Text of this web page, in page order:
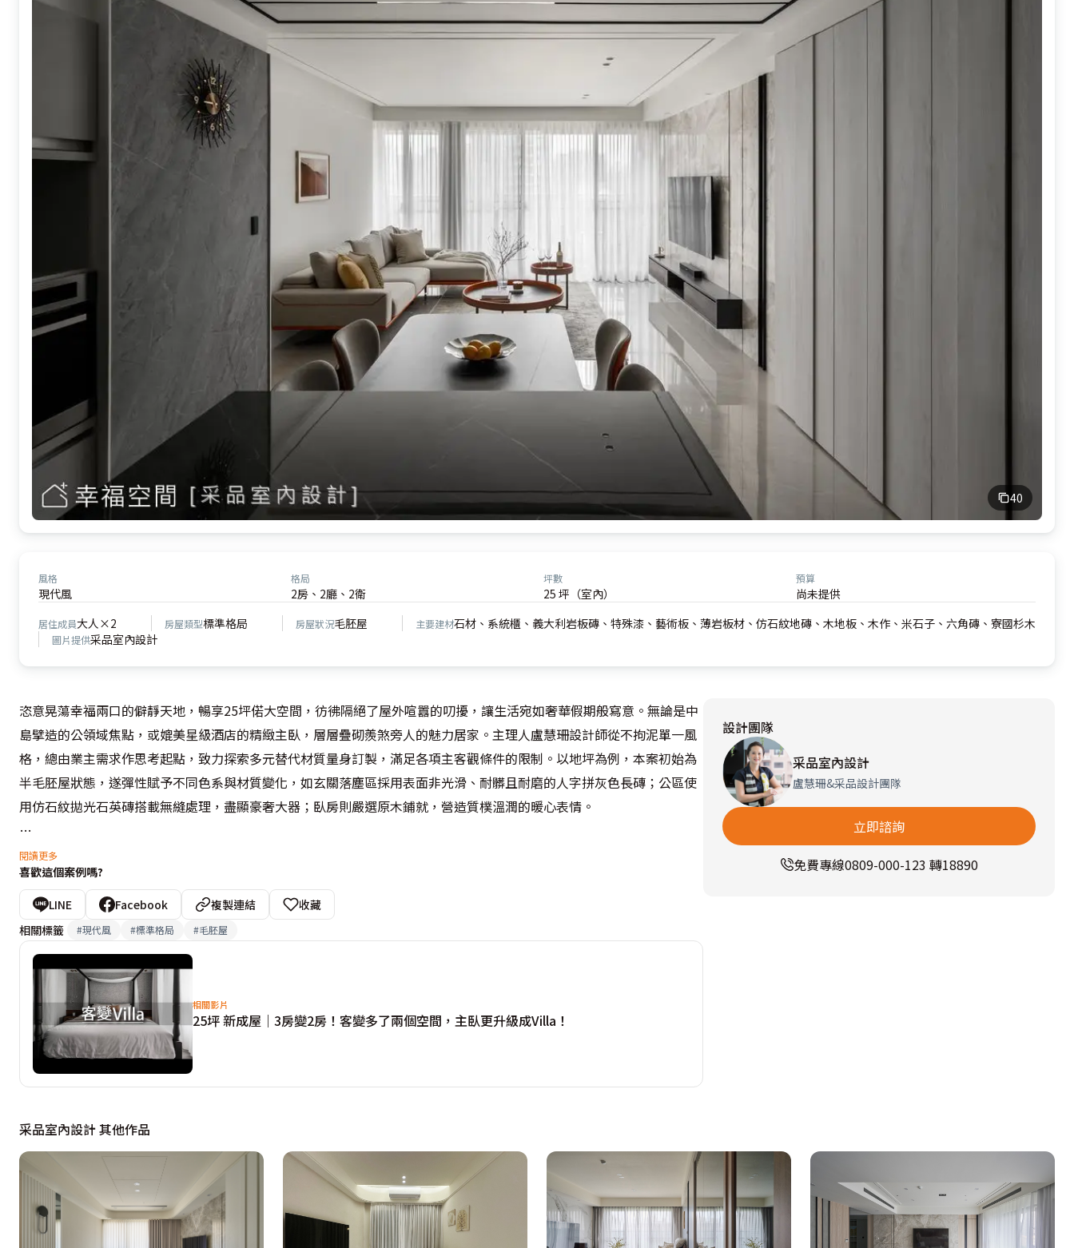
40
風格
現代風
格局
2房、2廳、2衛
坪數
25 坪（室內）
預算
尚未提供
居住成員大人×2 房屋類型標準格局 房屋狀況毛胚屋 主要建材石材、系統櫃、義大利岩板磚、特殊漆、藝術板、薄岩板材、仿石紋地磚、木地板、木作、米石子、六角磚、寮國杉木
圖片提供采品室內設計
恣意晃蕩幸福兩口的僻靜天地，暢享25坪偌大空間，彷彿隔絕了屋外喧囂的叨擾，讓生活宛如奢華假期般寫意。無論是中
島擘造的公領域焦點，或媲美星級酒店的精緻主臥，層層疊砌羨煞旁人的魅力居家。主理人盧慧珊設計師從不拘泥單一風
格，總由業主需求作思考起點，致力探索多元替代材質量身訂製，滿足各項主客觀條件的限制。以地坪為例，本案初始為
半毛胚屋狀態，遂彈性賦予不同色系與材質變化，如玄關落塵區採用表面非光滑、耐髒且耐磨的人字拼灰色長磚；公區使
用仿石紋拋光石英磚搭載無縫處理，盡顯豪奢大器；臥房則嚴選原木鋪就，營造質樸溫潤的暖心表情。
格局重塑深具巧思，原建商配置三加一房，考量開放式客、餐廳和廚房已然寬敞充裕，加上平時餐桌可暫替書房功能，遂
略將客廳縮小、主臥放大，並保留一間客房，把剩下的小房間部分作獨立更衣室、部分挪予主臥衛浴，大舉提升區域坪效
及實用機能。其中，廚房壁面取材深色義大利岩板磚取代烤漆玻璃，排油煙機上方包覆管線之板材為求整體性亦繪製相同
紋理，共創內斂質地；新增的中島不僅扮演備餐檯角色，聯合電器櫃更補充原一字型廚房收納。對比之下，客廳改採活脫
的淺色系呈現，像是米黃色電視牆或愛馬仕橘軟裝傢飾等鮮豔暖色調，交織跳躍層次，達畫龍點睛的感官效果。
另一方面，身為系統櫃搭配高手，盧慧珊設計師自玄關便體現她別出心裁之處，例如鞋櫃的溝縫除透氣用還兼造型把手，
電視牆外推也使成排櫃體凸顯輕盈，勾勒流暢立面結構；其門片特別訂製隱逸把手的深淺進出面，與電視牆共融完美背
景。該電視牆由天然石材築砌，輔以比例分割線條、倒角溝縫裝飾，篆刻栩栩如生的優雅律動，而側面宛若鐵件的凹槽其
實是木作佐特殊漆處理，質感依舊卻大幅降低預算。
別有洞天，迎面而來嶄新端景──四柱床引人聯想悠閒的villa渡假風，吊燈光影灑落背牆的米石子肌理，和底部沉穩的木
質元素演繹微妙的平衡；此外，將主臥牆面外推、加深置入衣櫃，替更衣間外擴充收納量能，其中央還預留電視位置，配
備靈活開關門片，一舉數得；衛浴則在面積增加、獨立出浴缸與淋浴區之餘，援引淡雅清香的寮國杉木作天花及藍色六角
壁磚，與臥房基調相輔相成。客房同樣不落人後，床背牆利用不規則白色波浪造型藝術板加黑色線框，烘托不對稱比例分
割的灰階特殊漆立面，永不退流行的黑白灰組合點綴幾許暖色配件，反映主人翁獨到的個性和品味，在在貼合樂活自適的
閱讀更多
喜歡這個案例嗎?
LINE Facebook 複製連結
收藏
相關標籤
#現代風 #標準格局 #毛胚屋
相關影片
25坪 新成屋｜3房變2房！客變多了兩個空間，主臥更升級成Villa！
設計團隊
采品室內設計
盧慧珊&采品設計團隊
立即諮詢
免費專線0809-000-123 轉18890
采品室內設計 其他作品